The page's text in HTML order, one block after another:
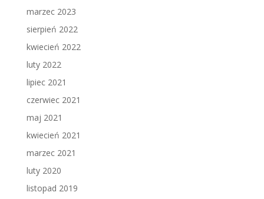
marzec 2023
sierpień 2022
kwiecień 2022
luty 2022
lipiec 2021
czerwiec 2021
maj 2021
kwiecień 2021
marzec 2021
luty 2020
listopad 2019